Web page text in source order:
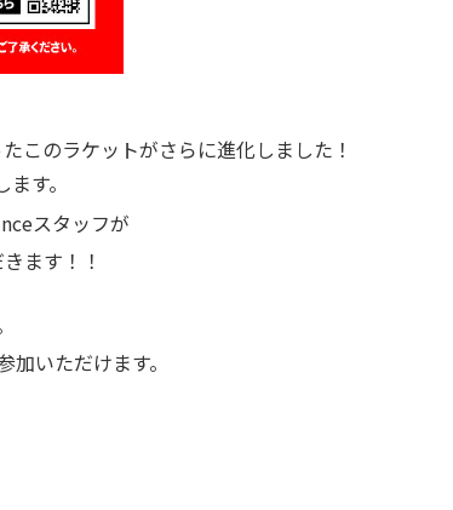
このラケットがさらに進化しました！
す。
スタッフが
ます！！
いただけます。